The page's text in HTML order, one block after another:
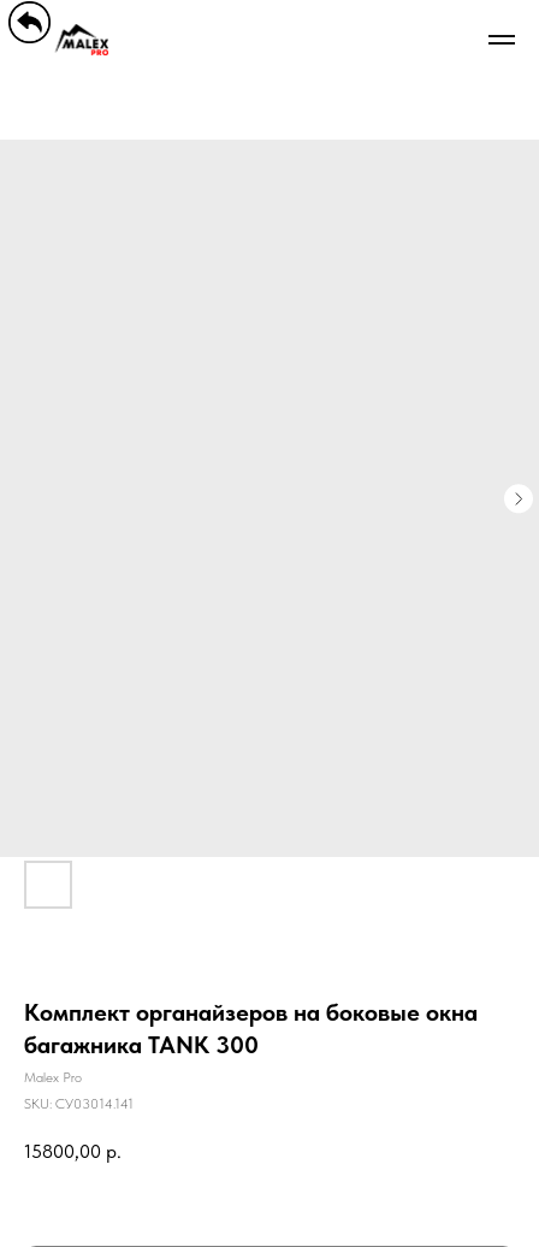
Комплект органайзеров на боковые окна
багажника TANK 300
Malex Pro
SKU: СУ03014.141
15800,00 р.